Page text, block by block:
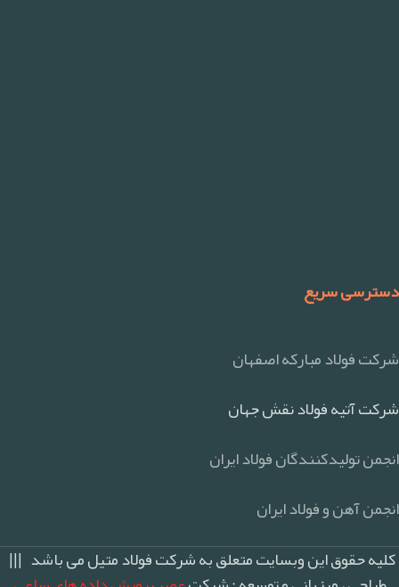
دسترسی سریع
شرکت فولاد مبارکه اصفهان
شرکت آتیه فولاد نقش جهان
انجمن تولیدکنندگان فولاد ایران
انجمن آهن و فولاد ایران
کلیه حقوق این وبسایت متعلق به شرکت فولاد متیل می باشد |||